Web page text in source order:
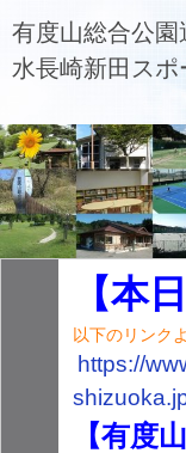
有度山総合公
水長崎新田スポ
【本
以下のリンク
https://
【有度